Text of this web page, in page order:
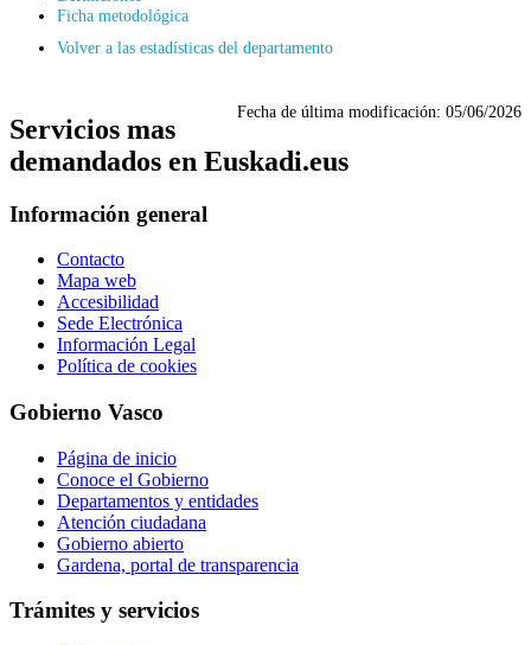
Ficha metodológica
Volver a las estadísticas del departamento
Fecha de última modificación: 05/06/2026
Servicios mas
demandados en Euskadi.eus
Información general
Contacto
Mapa web
Accesibilidad
Sede Electrónica
Información Legal
Política de cookies
Gobierno Vasco
Página de inicio
Conoce el Gobierno
Departamentos y entidades
Atención ciudadana
Gobierno abierto
Gardena, portal de transparencia
Trámites y servicios